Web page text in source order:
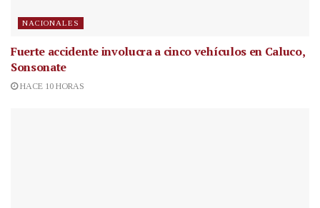
NACIONALES
Fuerte accidente involucra a cinco vehículos en Caluco,
Sonsonate
HACE 10 HORAS